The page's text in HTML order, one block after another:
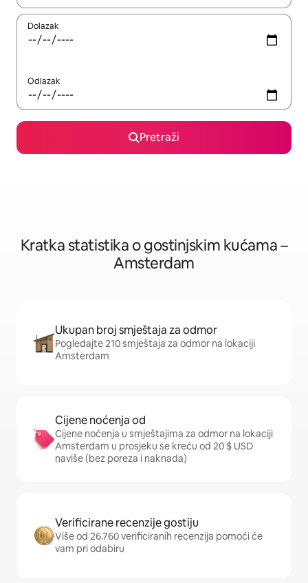
Dolazak
Odlazak
Pretraži
Kratka statistika o gostinjskim kućama –
Amsterdam
Ukupan broj smještaja za odmor
Pogledajte 210 smještaja za odmor na lokaciji
Amsterdam
Cijene noćenja od
Cijene noćenja u smještajima za odmor na lokaciji
Amsterdam u prosjeku se kreću od 20 $ USD
naviše (bez poreza i naknada)
Verificirane recenzije gostiju
Više od 26.760 verificiranih recenzija pomoći će
vam pri odabiru